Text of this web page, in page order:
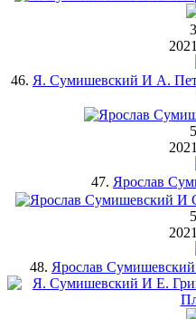
46. Я. Сумишевский И А.
47. Ярослав
48. Ярослав